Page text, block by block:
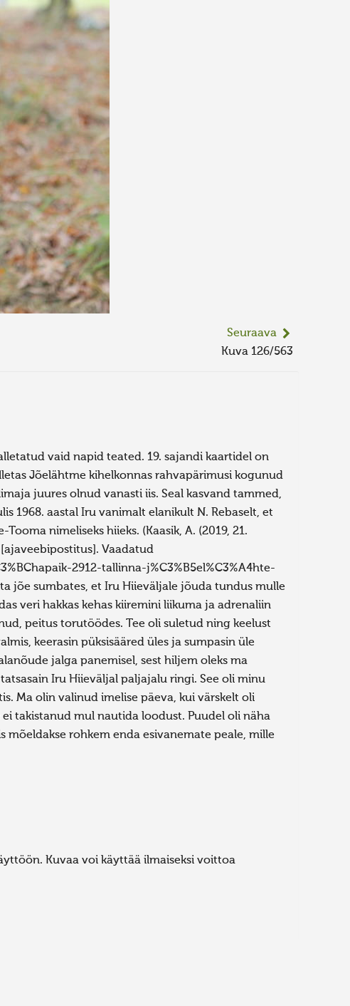
Seuraava
Kuva 126/563
vaid napid teated. 19. sajandi kaartidel on
Jõelähtme kihelkonnas rahvapärimusi kogunud
juures olnud vanasti iis. Seal kasvand tammed,
1968. aastal Iru vanimalt elanikult N. Rebaselt, et
nimeliseks hiieks. (Kaasik, A. (2019, 21.
Vaadatud
2912-tallinna-j%C3%B5el%C3%A4hte-
jõe sumbates, et Iru Hiieväljale jõuda tundus mulle
veri hakkas kehas kiiremini liikuma ja adrenaliin
peitus torutöödes. Tee oli suletud ning keelust
keerasin püksisääred üles ja sumpasin üle
jalga panemisel, sest hiljem oleks ma
Iru Hiieväljal paljajalu ringi. See oli minu
Ma olin valinud imelise päeva, kui värskelt oli
takistanud mul nautida loodust. Puudel oli näha
mõeldakse rohkem enda esivanemate peale, mille
Kuvaa voi käyttää ilmaiseksi voittoa